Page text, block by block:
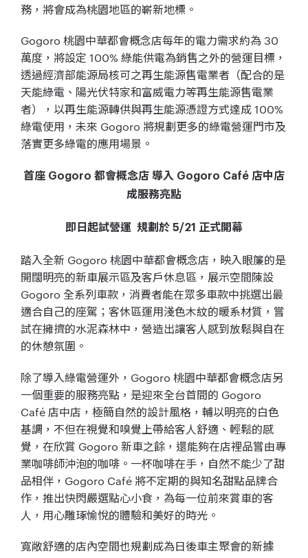
務，將會成為桃園地區的嶄新地標。
Gogoro 桃園中華都會概念店每年的電力需求約為 30
萬度，將設定 100% 綠能供電為銷售之外的營運目標，
透過經濟部能源局核可之再生能源售電業者（配合的是
天能綠電、陽光伏特家和富威電力等再生能源售電業
者），以再生能源轉供與再生能源憑證方式達成 100%
綠電使用，未來 Gogoro 將規劃更多的綠電營運門市及
落實更多綠電的應用場景。
首座 Gogoro 都會概念店 導入 Gogoro Café 店中店
成服務亮點
即日起試營運 規劃於 5/21 正式開幕
踏入全新 Gogoro 桃園中華都會概念店，映入眼簾的是
開闊明亮的新車展示區及客戶休息區，展示空間陳設
Gogoro 全系列車款，消費者能在眾多車款中挑選出最
適合自己的座駕；客休區運用淺色木紋的暖系材質，嘗
試在擁擠的水泥森林中，營造出讓客人感到放鬆與自在
的休憩氛圍。
除了導入綠電營運外，Gogoro 桃園中華都會概念店另
一個重要的服務亮點，是迎來全台首間的 Gogoro
Café 店中店，極簡自然的設計風格，輔以明亮的白色
基調，不但在視覺和嗅覺上帶給客人舒適、輕鬆的感
覺，在欣賞 Gogoro 新車之餘，還能夠在店裡品嘗由專
業咖啡師沖泡的咖啡。一杯咖啡在手，自然不能少了甜
品相伴，Gogoro Café 將不定期的與知名甜點品牌合
作，推出快閃嚴選點心小食，為每一位前來賞車的客
人，用心雕琢愉悅的體驗和美好的時光。
寬敞舒適的店內空間也規劃成為日後車主聚會的新據